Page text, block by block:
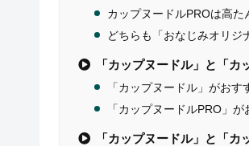
カップヌードルPROは高
どちらも「おなじみオリジ
「カップヌードル」と「
「カップヌードル」がおす
「カップヌードルPRO」が
「カップヌードル」と「